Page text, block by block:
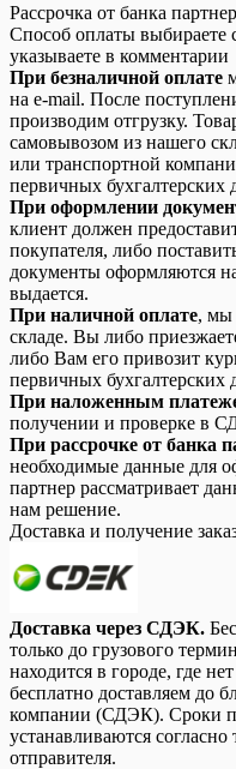
Рассрочка от банка
Способ оплаты выбираете
указываете в комментарии
При безналичной оплате
на e-mail. После
производим отгрузку.
самовывозом из нашего
или транспортной
первичных бухгалтерских
При оформлении
клиент должен
покупателя, либо
документы оформляются
выдается.
При наличной оплате, мы
складе. Вы либо
либо Вам его привозит
первичных бухгалтерских
При наложенным
получении и проверке в
При рассрочке от банка
необходимые данные для
партнер рассматривает
нам решение.
Доставка и получение
Доставка через СДЭК.
только до грузового
находится в городе, где
бесплатно доставляем до
компании (СДЭК). Сроки
устанавливаются
отправителя.